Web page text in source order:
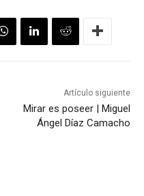
Artículo siguiente
Mirar es poseer | Miguel
Ángel Díaz Camacho